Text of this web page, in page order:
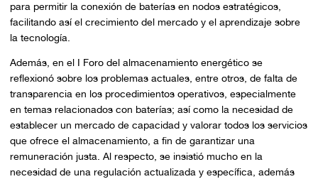
para permitir la conexión de baterías en nodos estratégicos,
facilitando así el crecimiento del mercado y el aprendizaje sobre
la tecnología.
Además, en el I Foro del almacenamiento energético se
reflexionó sobre los problemas actuales, entre otros, de falta de
transparencia en los procedimientos operativos, especialmente
en temas relacionados con baterías; así como la necesidad de
establecer un mercado de capacidad y valorar todos los servicios
que ofrece el almacenamiento, a fin de garantizar una
remuneración justa. Al respecto, se insistió mucho en la
necesidad de una regulación actualizada y específica, además